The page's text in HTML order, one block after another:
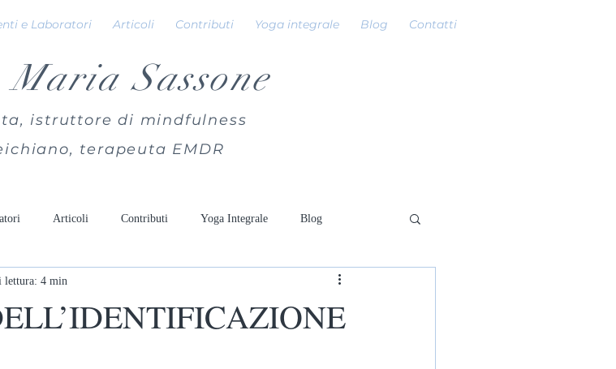
e Laboratori Articoli Contributi Yoga integrale Blog Contatti
Maria Sassone
istruttore di mindfulness
terapeuta EMDR
Articoli Contributi Yoga Integrale Blog
lettura: 4 min